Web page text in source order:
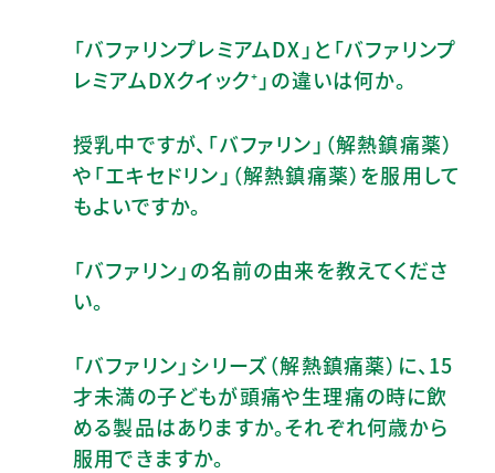
「バファリンプレミアムDX」と「バファリンプ
レミアムDXクイック⁺」の違いは何か。
授乳中ですが、「バファリン」（解熱鎮痛薬）
や「エキセドリン」（解熱鎮痛薬）を服用して
もよいですか。
「バファリン」の名前の由来を教えてくださ
い。
「バファリン」シリーズ（解熱鎮痛薬）に、15
才未満の子どもが頭痛や生理痛の時に飲
める製品はありますか。それぞれ何歳から
服用できますか。